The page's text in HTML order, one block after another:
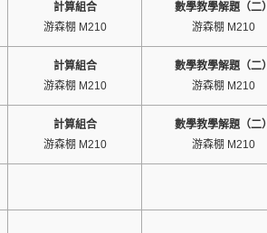
計算組合
游森棚 M210
數學教學解題（二）
游森棚 M210
計算組合
游森棚 M210
數學教學解題（二）
游森棚 M210
計算組合
游森棚 M210
數學教學解題（二）
游森棚 M210